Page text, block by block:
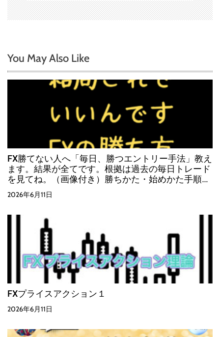
You May Also Like
FX勝てない人へ「毎日、勝つエントリー手法」教え
ます。結果が全てです。根拠は過去の毎日トレード
を見てね。（画像付き）勝ちかた・始めかた手順
（これからはじめる人）
2026年6月11日
FXプライスアクション１
2026年6月11日